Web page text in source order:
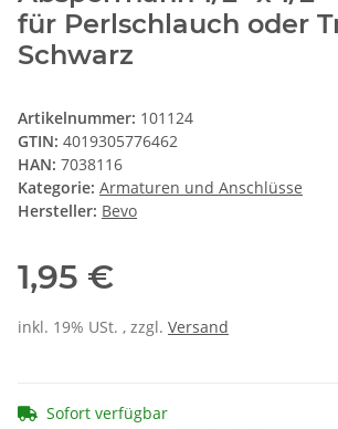
für Perlschlauch oder
Schwarz
Artikelnummer: 101124
GTIN: 4019305776462
HAN: 7038116
Kategorie: Armaturen und Anschlüsse
Hersteller: Bevo
1,95 €
inkl. 19% USt. , zzgl. Versand
Sofort verfügbar